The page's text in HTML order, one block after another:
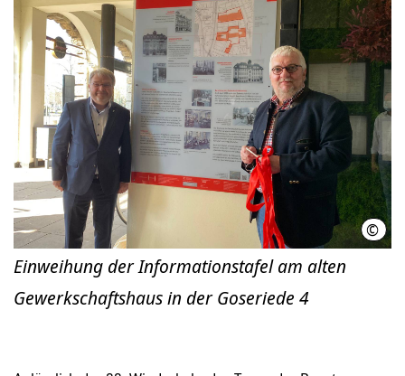
© LHH
Einweihung der Informationstafel am alten
Gewerkschaftshaus in der Goseriede 4